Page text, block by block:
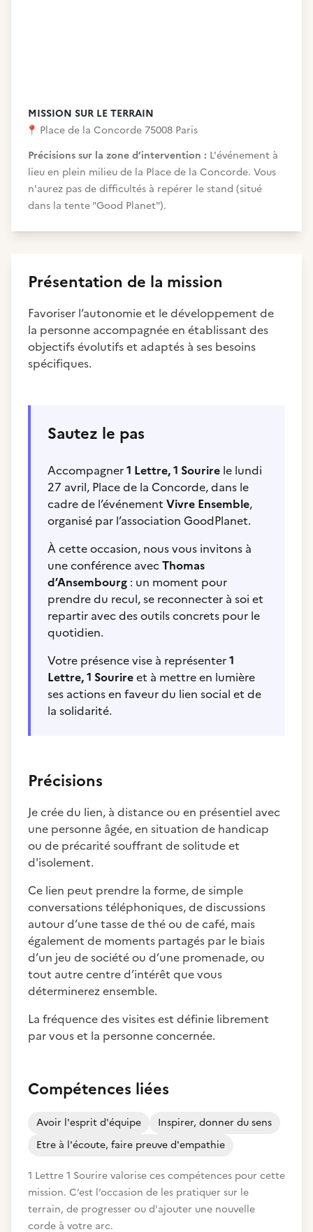
MISSION SUR LE TERRAIN
📍 Place de la Concorde 75008 Paris
Précisions sur la zone d’intervention : L'événement à
lieu en plein milieu de la Place de la Concorde. Vous
n'aurez pas de difficultés à repérer le stand (situé
dans la tente "Good Planet").
Présentation de la mission
Favoriser l’autonomie et le développement de
la personne accompagnée en établissant des
objectifs évolutifs et adaptés à ses besoins
spécifiques.
Sautez le pas
Accompagner1 Lettre, 1 Sourire le lundi
27 avril, Place de la Concorde, dans le
cadre de l’événement Vivre Ensemble,
organisé par l’association GoodPlanet.
À cette occasion, nous vous invitons à
une conférence avecThomas
d’Ansembourg : un moment pour
prendre du recul, se reconnecter à soi et
repartir avec des outils concrets pour le
quotidien.
Votre présence vise à représenter1
Lettre, 1 Sourireet à mettre en lumière
ses actions en faveur du lien social et de
la solidarité.
Précisions
Je crée du lien, à distance ou en présentiel avec
une personne âgée, en situation de handicap
ou de précarité souffrant de solitude et
d'isolement.
Ce lien peut prendre la forme, de simple
conversations téléphoniques, de discussions
autour d’une tasse de thé ou de café, mais
également de moments partagés par le biais
d’un jeu de société ou d’une promenade, ou
tout autre centre d’intérêt que vous
déterminerez ensemble.
La fréquence des visites est définie librement
par vous et la personne concernée.
Compétences liées
Avoir l'esprit d'équipe
Inspirer, donner du sens
Etre à l'écoute, faire preuve d'empathie
1 Lettre 1 Sourire valorise ces compétences pour cette
mission. C’est l’occasion de les pratiquer sur le
terrain, de progresser ou d'ajouter une nouvelle
corde à votre arc.